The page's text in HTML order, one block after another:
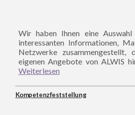
Wir haben Ihnen eine
interessanten Informationen,
Netzwerke zusammengestellt,
eigenen Angebote von ALWIS
Weiterlesen
Kompetenzfeststellung